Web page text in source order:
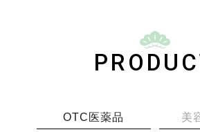
OTC医薬品 美